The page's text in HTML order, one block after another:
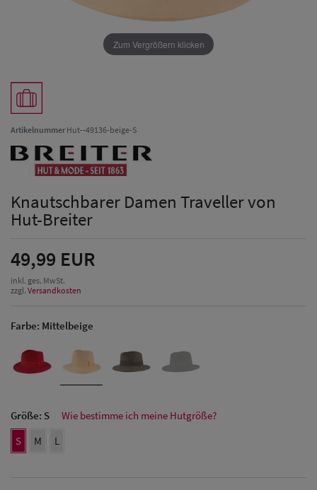
Baseball Cpas
Zum Vergrößern klicken
ArtikelnummerHut--49136-beige-S
Knautschbarer Damen Traveller von
Hut-Breiter
49,99 EUR
inkl. ges. MwSt.
zzgl. Versandkosten
Farbe: Mittelbeige
Größe: S
Wie bestimme ich meine Hutgröße?
S
M L